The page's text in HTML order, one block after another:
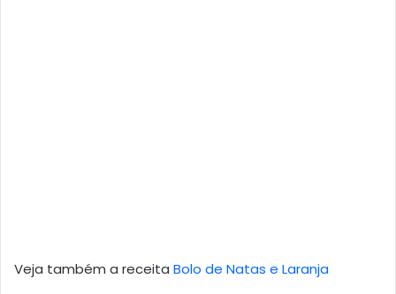
Veja também a receita Bolo de Natas e Laranja